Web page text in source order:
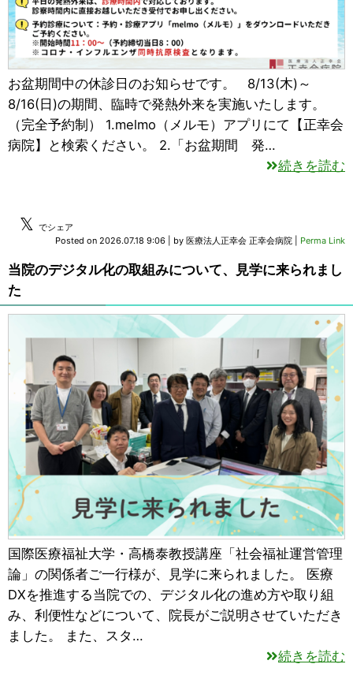
お盆期間中の休診日のお知らせです。 8/13(木)～
8/16(日)の期間、臨時で発熱外来を実施いたします。
（完全予約制） 1.melmo（メルモ）アプリにて【正幸会
病院】と検索ください。 2.「お盆期間 発…
続きを読む
𝕏 でシェア
Posted on 2026.07.18 9:06 by 医療法人正幸会 正幸会病院 Perma Link
当院のデジタル化の取組みについて、見学に来られまし
た
国際医療福祉大学・高橋泰教授講座「社会福祉運営管理
論」の関係者ご一行様が、見学に来られました。 医療
DXを推進する当院での、デジタル化の進め方や取り組
み、利便性などについて、院長がご説明させていただき
ました。 また、スタ…
続きを読む